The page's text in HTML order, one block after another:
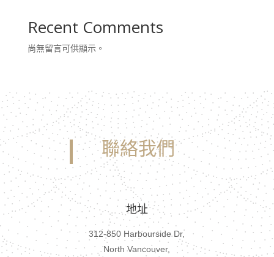
Recent Comments
尚無留言可供顯示。
聯絡我們
地址
312-850 Harbourside Dr,
North Vancouver,